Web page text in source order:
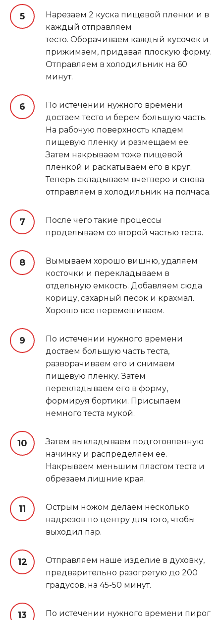
Нарезаем 2 куска пищевой пленки и в
каждый отправляем
тесто. Оборачиваем каждый кусочек и
прижимаем, придавая плоскую форму.
Отправляем в холодильник на 60
минут.
По истечении нужного времени
достаем тесто и берем большую часть.
На рабочую поверхность кладем
пищевую пленку и размещаем ее.
Затем накрываем тоже пищевой
пленкой и раскатываем его в круг.
Теперь складываем вчетверо и снова
отправляем в холодильник на полчаса.
После чего такие процессы
проделываем со второй частью теста.
Вымываем хорошо вишню, удаляем
косточки и перекладываем в
отдельную емкость. Добавляем сюда
корицу, сахарный песок и крахмал.
Хорошо все перемешиваем.
По истечении нужного времени
достаем большую часть теста,
разворачиваем его и снимаем
пищевую пленку. Затем
перекладываем его в форму,
формируя бортики. Присыпаем
немного теста мукой.
Затем выкладываем подготовленную
начинку и распределяем ее.
Накрываем меньшим пластом теста и
обрезаем лишние края.
Острым ножом делаем несколько
надрезов по центру для того, чтобы
выходил пар.
Отправляем наше изделие в духовку,
предварительно разогретую до 200
градусов, на 45-50 минут.
По истечении нужного времени пирог